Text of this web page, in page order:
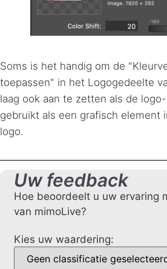
Soms is het handig om de
toepassen" in het Logogedeelte
laag ook aan te zetten als de
gebruikt als een grafisch element
logo.
Uw feedback
Hoe beoordeelt u uw ervaring
van mimoLive?
Kies uw waardering: